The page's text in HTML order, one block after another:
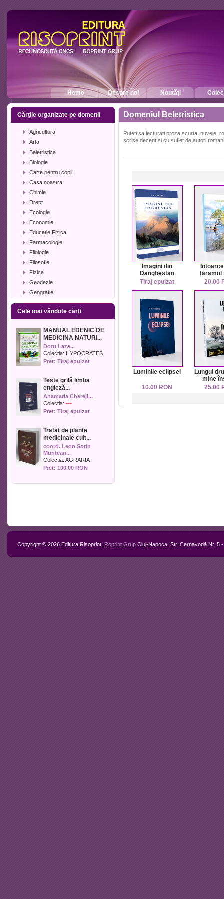
Home Despre noi Noutăţi
Cărţile organizate pe domenii
Agricultura
Arta
Beletristica
Biologie
Carte pentru copii
Casa noastra
Chimie
Drept
Ecologie
Economie
Educatie Fizica
Farmacologie
Filologie
Filosofie
Fizica
Geodezie
Geografie
Geologie
Industrie alimentara
Istorie
Istorie literara
Lexicologie
Management
Matematica
Media
Medicina umana
Medicina veterinara
Muzica
Pedagogie
Politica
Psihologie
Sport
Cele mai vândute cărţi
MANUAL EDENIC DE
MEDICINA NATURI...
Doru Laza...
Colectia: HYPOCRATES
Pret: Tiraj epuizat
Teste grilă limba
engleză...
Anamaria Chereji...
Colectia: ---
Pret: Tiraj epuizat
Tratat de plante
medicinale cult...
coord. Leon Sorin
Muntean...
Colectia: AGRARIA
Pret: 100.00 RON
Domeniul Beletristica
Puteti sa lecturati proza scurta, nuvele,
scrise decent si cu suflet de autori
Imagini din
Danghestan
Tiraj epuizat
taramul
20.00
Luminile eclipsei
10.00 RON
Lungul
mine
25.00
Copyright © 2026 Editura Risoprint, Roprint Grup Cluj-Napoca, Str. Cernavodă Nr. 5